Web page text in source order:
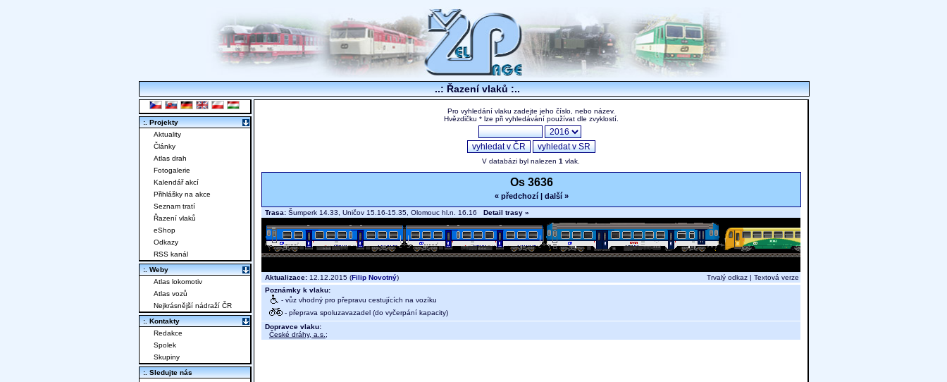
..: Řazení vlaků :..
Pro vyhledání vlaku zadejte jeho číslo, nebo název.
Hvězdičku * lze při vyhledávání používat dle zvyklostí.
V databázi byl nalezen 1 vlak.
Os 3636
« předchozí| další »
Trasa: Šumperk 14.33, Uničov 15.16-15.35, Olomouc hl.n. 16.16 Detail trasy »
Aktualizace: 12.12.2015 (Filip Novotný) Trvalý odkaz | Textová verze
Poznámky k vlaku:
- vůz vhodný pro přepravu cestujících na vozíku
- přeprava spoluzavazadel (do vyčerpání kapacity)
Dopravce vlaku:
České dráhy, a.s. ;
:. Projekty
Aktuality
Články
Atlas drah
Fotogalerie
Kalendář akcí
Přihlášky na akce
Seznam tratí
Řazení vlaků
eShop
Odkazy
RSS kanál
:. Weby
Atlas lokomotiv
Atlas vozů
Nejkrásnější nádraží ČR
:. Kontakty
Redakce
Spolek
Skupiny
:. Sledujte nás